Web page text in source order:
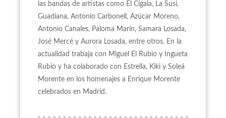
las bandas de artistas como El Cigala, La Susi,
Guadiana, Antonio Carbonell, Azúcar Moreno,
Antonio Canales, Paloma Marín, Samara Losada,
José Mercé y Aurora Losada, entre otros. En la
actualidad trabaja con Miguel El Rubio y Ingueta
Rubio y ha colaborado con Estrella, Kiki y Soleá
Morente en los homenajes a Enrique Morente
celebrados en Madrid.